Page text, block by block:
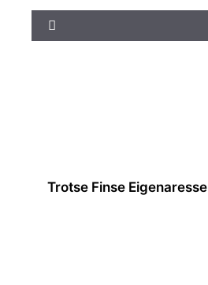
Trotse Finse Eigenaresse